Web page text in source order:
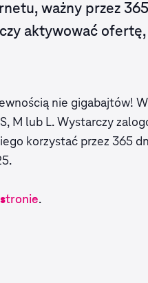
ważny przez
aktywować
nie gigabajtów!
M lub L. Wystarczy
korzystać przez 365
.